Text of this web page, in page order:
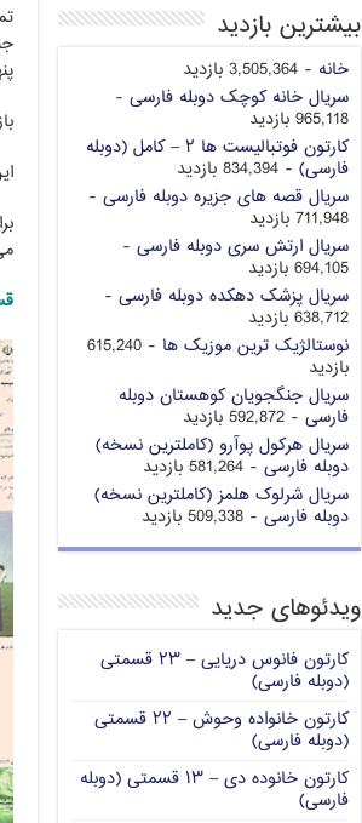
بیشترین بازدید
خانه - 3,505,364 بازدید
سریال خانه کوچک دوبله فارسی -
965,118 بازدید
کارتون فوتبالیست ها ۲ – کامل (دوبله
فارسی) - 834,394 بازدید
سریال قصه های جزیره دوبله فارسی -
711,948 بازدید
سریال ارتش سری دوبله فارسی -
694,105 بازدید
سریال پزشک دهکده دوبله فارسی -
638,712 بازدید
نوستالژیک ترین موزیک ها
- 615,240
بازدید
سریال جنگجویان کوهستان دوبله
فارسی - 592,872 بازدید
سریال هرکول پوآرو (کاملترین نسخه)
دوبله فارسی - 581,264 بازدید
سریال شرلوک هلمز (کاملترین نسخه)
دوبله فارسی - 509,338 بازدید
ویدئوهای جدید
کارتون فانوس دریایی – ۲۳ قسمتی
(دوبله فارسی)
کارتون خانواده وحوش – ۲۲ قسمتی
(دوبله فارسی)
کارتون خانوده دی – ۱۳ قسمتی (دوبله
فارسی)